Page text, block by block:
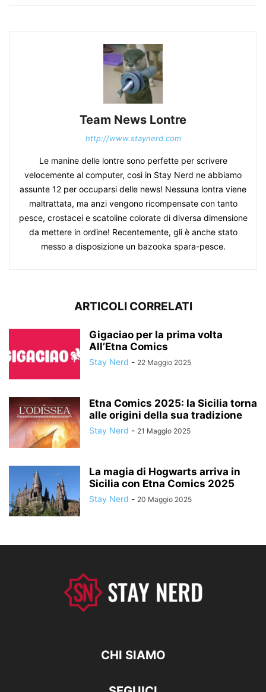
Team News Lontre
http://www.staynerd.com
Le manine delle lontre sono perfette per scrivere
velocemente al computer, così in Stay Nerd ne abbiamo
assunte 12 per occuparsi delle news! Nessuna lontra viene
maltrattata, ma anzi vengono ricompensate con tanto
pesce, crostacei e scatoline colorate di diversa dimensione
da mettere in ordine! Recentemente, gli è anche stato
messo a disposizione un bazooka spara-pesce.
ARTICOLI CORRELATI
Gigaciao per la prima volta
All’Etna Comics
Stay Nerd - 22 Maggio 2025
Etna Comics 2025: la Sicilia torna
alle origini della sua tradizione
Stay Nerd - 21 Maggio 2025
La magia di Hogwarts arriva in
Sicilia con Etna Comics 2025
Stay Nerd - 20 Maggio 2025
CHI SIAMO